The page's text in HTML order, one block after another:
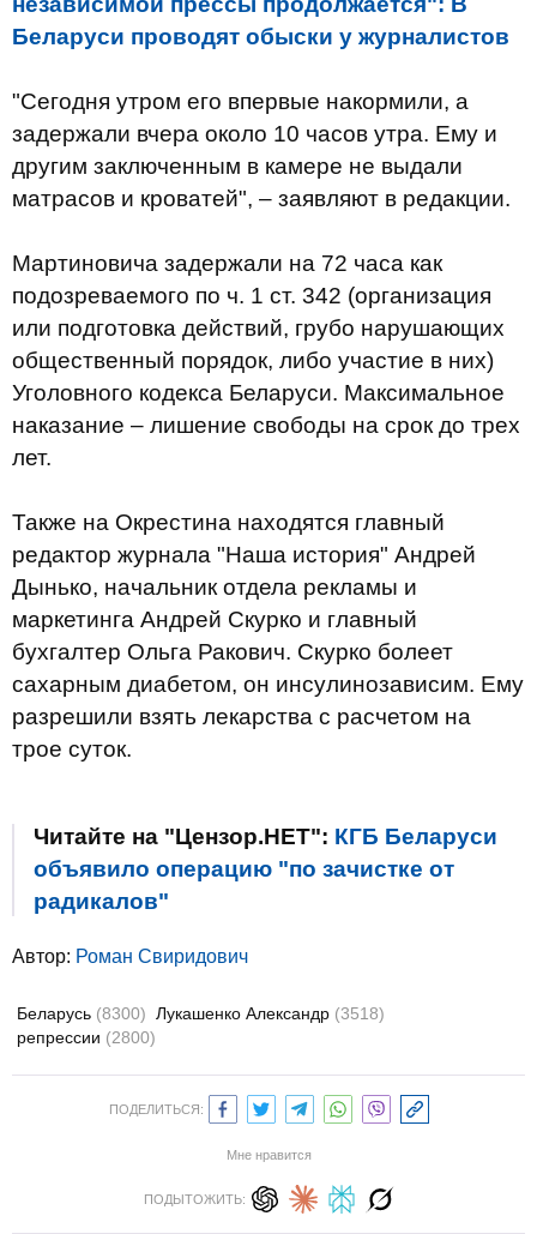
Беларуси проводят обыски у журналистов
"Сегодня утром его впервые накормили, а
задержали вчера около 10 часов утра. Ему и
другим заключенным в камере не выдали
матрасов и кроватей", – заявляют в редакции.
Мартиновича задержали на 72 часа как
подозреваемого по ч. 1 ст. 342 (организация
или подготовка действий, грубо нарушающих
общественный порядок, либо участие в них)
Уголовного кодекса Беларуси. Максимальное
наказание – лишение свободы на срок до трех
лет.
Также на Окрестина находятся главный
редактор журнала "Наша история" Андрей
Дынько, начальник отдела рекламы и
маркетинга Андрей Скурко и главный
бухгалтер Ольга Ракович. Скурко болеет
сахарным диабетом, он инсулинозависим. Ему
разрешили взять лекарства с расчетом на
трое суток.
Читайте на "Цензор.НЕТ": КГБ Беларуси
объявило операцию "по зачистке от
радикалов"
Автор: Роман Свиридович
Беларусь (8300) Лукашенко Александр (3518)
репрессии (2800)
ПОДЕЛИТЬСЯ:
Мне нравится
ПОДЫТОЖИТЬ: